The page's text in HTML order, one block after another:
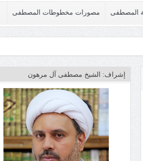
المصطفى مصورات مخطوطات المصطفى
إشراف: الشيخ مصطفى آل مرهون